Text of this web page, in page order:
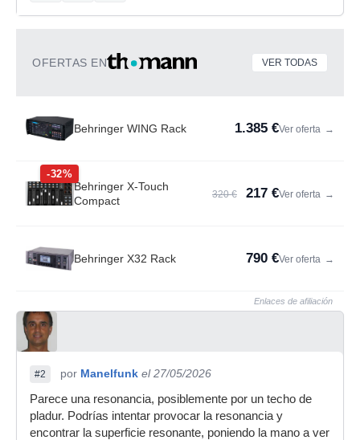
OFERTAS EN VER TODAS
Behringer WING Rack 1.385 €Ver oferta →
-32%
Behringer X-Touch
Compact
320 € 217 €Ver oferta →
Behringer X32 Rack 790 €Ver oferta →
Enlaces de afiliación
#2 por Manelfunk el 27/05/2026
Parece una resonancia, posiblemente por un techo de
pladur. Podrías intentar provocar la resonancia y
encontrar la superficie resonante, poniendo la mano a ver